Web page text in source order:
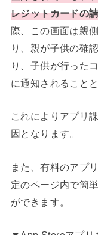
レジットカードの
際、この画面は親
り、親が子供の確
り、子供が行った
に通知されること
これによりアプリ
因となります。
また、有料のアプ
定のページ内で簡
ができます。